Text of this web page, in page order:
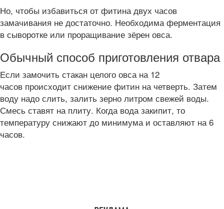
Но, чтобы избавиться от фитина двух часов
замачивания не достаточно. Необходима ферментация
в сыворотке или проращивание зёрен овса.
Обычный способ приготовления отвара
Если замочить стакан целого овса на 12
часов происходит снижение фитин на четверть. Затем
воду надо слить, залить зерно литром свежей воды.
Смесь ставят на плиту. Когда вода закипит, то
температуру снижают до минимума и оставляют на 6
часов.